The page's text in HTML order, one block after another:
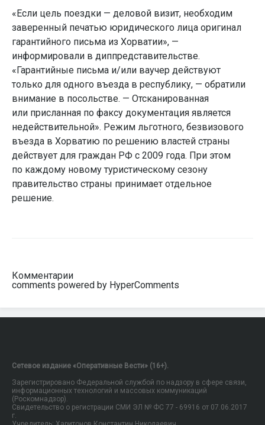
«Если цель поездки — деловой визит, необходим
заверенный печатью юридического лица оригинал
гарантийного письма из Хорватии», —
информировали в диппредставительстве.
«Гарантийные письма и/или ваучер действуют
только для одного въезда в республику, — обратили
внимание в посольстве. — Отсканированная
или присланная по факсу документация является
недействительной». Режим льготного, безвизового
въезда в Хорватию по решению властей страны
действует для граждан РФ с 2009 года. При этом
по каждому новому туристическому сезону
правительство страны принимает отдельное
решение.
Комментарии
comments powered by HyperComments
Сетевое издание «Оперативные Вести» (16+).
Зарегистрировано Федеральной службой по надзору в сфере связи,
информационных технологий и массовых коммуникаций
(Роскомнадзор).
Свидетельство о регистрации СМИ ЭЛ № ФС 77 - 69916 от 07.06.2017
г.